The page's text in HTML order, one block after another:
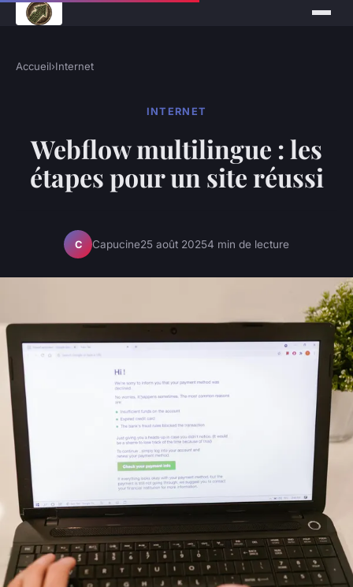
Accueil›Internet
INTERNET
Webflow multilingue : les
étapes pour un site réussi
C Capucine25 août 20254 min de lecture